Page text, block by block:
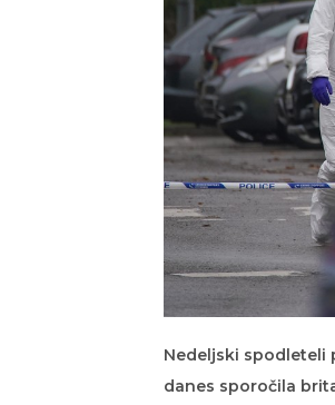
Nedeljski spodleteli
danes sporočila